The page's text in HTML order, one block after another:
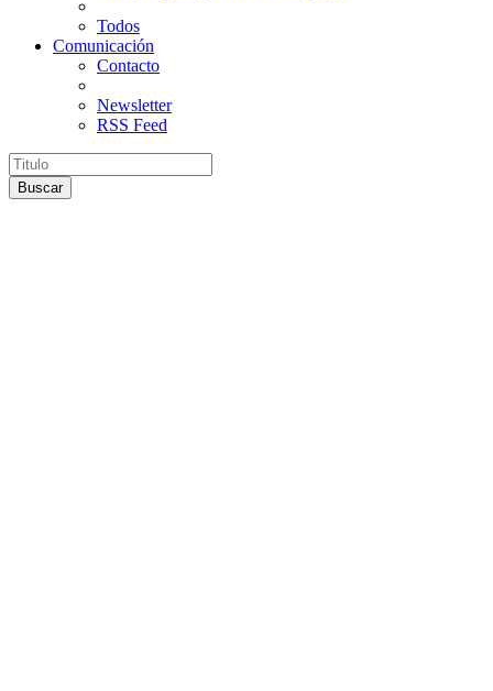
Todos
Comunicación
Contacto
Newsletter
RSS Feed
Buscar